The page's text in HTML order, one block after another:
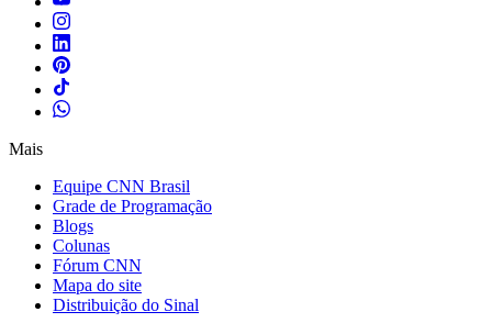
Mais
Equipe CNN Brasil
Grade de Programação
Blogs
Colunas
Fórum CNN
Mapa do site
Distribuição do Sinal